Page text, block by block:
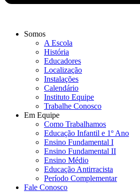
Somos
A Escola
História
Educadores
Localização
Instalações
Calendário
Instituto Equipe
Trabalhe Conosco
Em Equipe
Como Trabalhamos
Educação Infantil e 1º Ano
Ensino Fundamental I
Ensino Fundamental II
Ensino Médio
Educação Antirracista
Período Complementar
Fale Conosco